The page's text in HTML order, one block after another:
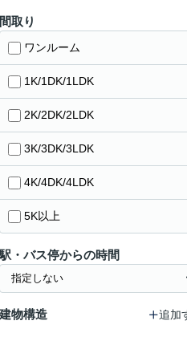
間取り
ワンルーム
1K/1DK/1LDK
2K/2DK/2LDK
3K/3DK/3LDK
4K/4DK/4LDK
5K以上
駅・バス停からの時間
建物構造 追加